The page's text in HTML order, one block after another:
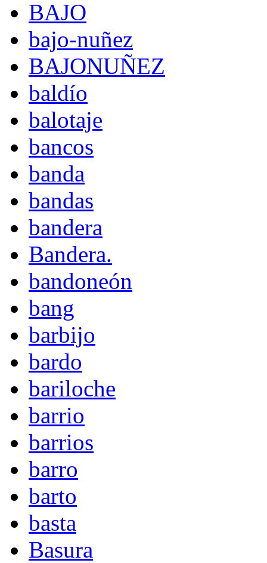
BAJO
bajo-nuñez
BAJONUÑEZ
baldío
balotaje
bancos
banda
bandas
bandera
Bandera.
bandoneón
bang
barbijo
bardo
bariloche
barrio
barrios
barro
barto
basta
Basura